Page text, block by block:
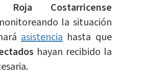
Roja Costarricense
la situación
asistencia hasta que
hayan recibido la